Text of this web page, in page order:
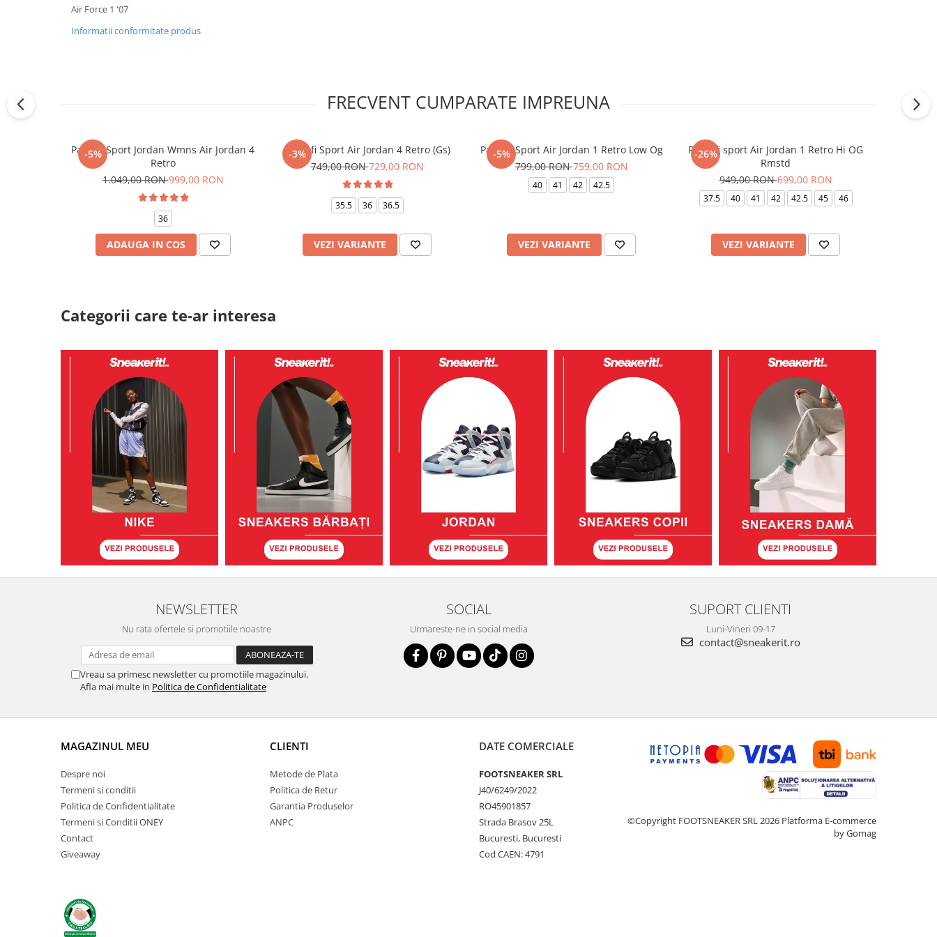
Air Force 1 '07
Informatii conformitate produs
FRECVENT CUMPARATE IMPREUNA
-5%
Pantofi Sport Jordan Wmns Air Jordan 4
Retro
1.049,00 RON999,00 RON
36
ADAUGA IN COS
-3%
Pantofi Sport Air Jordan 4 Retro (Gs)
749,00 RON729,00 RON
35.5 36 36.5
VEZI VARIANTE
-5%
Pantofi Sport Air Jordan 1 Retro Low Og
799,00 RON759,00 RON
40 41 42 42.5
VEZI VARIANTE
-26%
Pantofi sport Air Jordan 1 Retro Hi OG
Rmstd
949,00 RON699,00 RON
37.5 40 41 42 42.5 45 46
VEZI VARIANTE
Categorii care te-ar interesa
NEWSLETTER
Nu rata ofertele si promotiile noastre
Vreau sa primesc newsletter cu promotiile magazinului.
Afla mai multe in Politica de Confidentialitate
SOCIAL
Urmareste-ne in social media
SUPORT CLIENTI
Luni-Vineri 09-17
contact@sneakerit.ro
MAGAZINUL MEU
Despre noi
Termeni si conditii
Politica de Confidentialitate
Termeni si Conditii ONEY
Contact
Giveaway
CLIENTI
Metode de Plata
Politica de Retur
Garantia Produselor
ANPC
DATE COMERCIALE
FOOTSNEAKER SRL
J40/6249/2022
RO45901857
Strada Brasov 25L
Bucuresti, Bucuresti
Cod CAEN: 4791
©Copyright FOOTSNEAKER SRL 2026 Platforma E-commerce
by Gomag